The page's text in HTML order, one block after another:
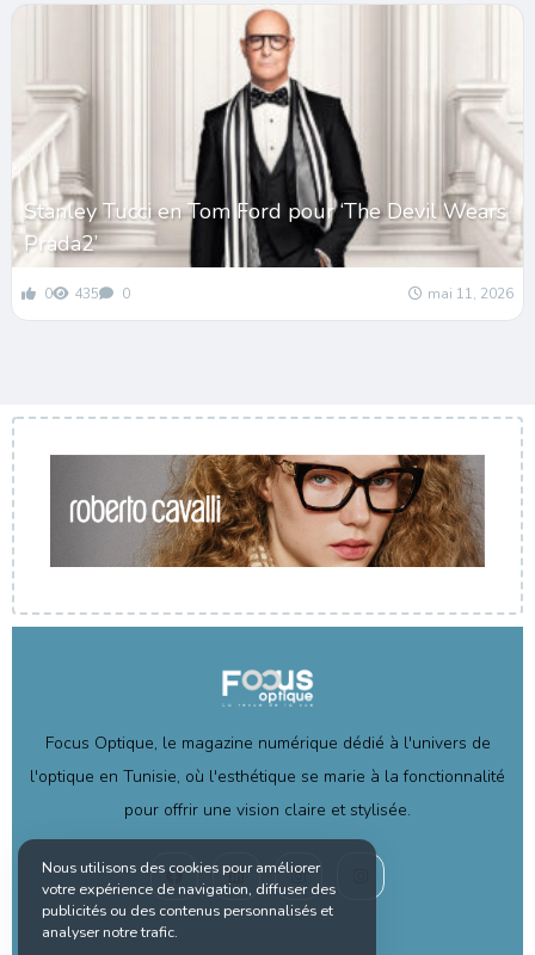
Stanley Tucci en Tom Ford pour ‘The Devil Wears
Prada2’
0 435 0 mai 11, 2026
Focus Optique, le magazine numérique dédié à l'univers de
l'optique en Tunisie, où l'esthétique se marie à la fonctionnalité
pour offrir une vision claire et stylisée.
Nous utilisons des cookies pour améliorer
votre expérience de navigation, diffuser des
publicités ou des contenus personnalisés et
analyser notre trafic.